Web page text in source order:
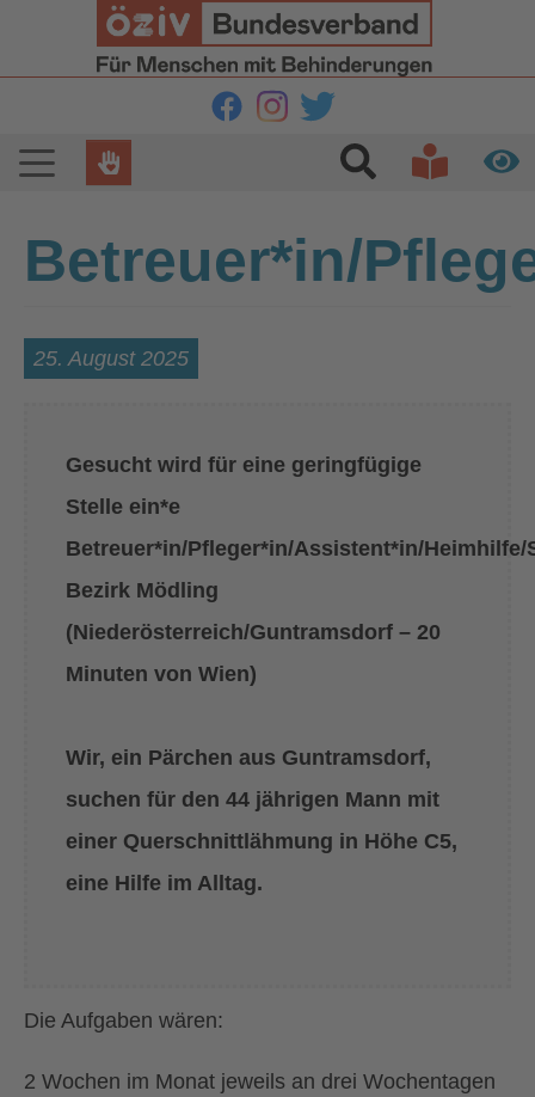
Zur Hauptnavigation springen
Zum Hauptinhalt springen
Zur Fußzeile springen
Betreuer*in/
25. August 2025
Gesucht wird für eine geringfügige
Stelle ein*e
Betreuer*in/Pfleger*in/Assistent*in/Heimhilfe/
Bezirk Mödling
(Niederösterreich/Guntramsdorf – 20
Minuten von Wien)
Wir, ein Pärchen aus Guntramsdorf,
suchen für den 44 jährigen Mann mit
einer Querschnittlähmung in Höhe C5,
eine Hilfe im Alltag.
Die Aufgaben wären:
2 Wochen im Monat jeweils an drei Wochentagen